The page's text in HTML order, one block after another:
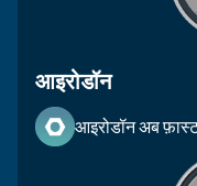
आइरोडॉन
आइरोडॉन अब